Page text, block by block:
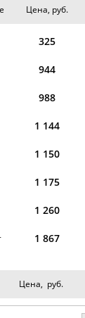
Цена, руб.
325
944
988
1 144
1 150
1 175
1 260
1 867
Цена, руб.